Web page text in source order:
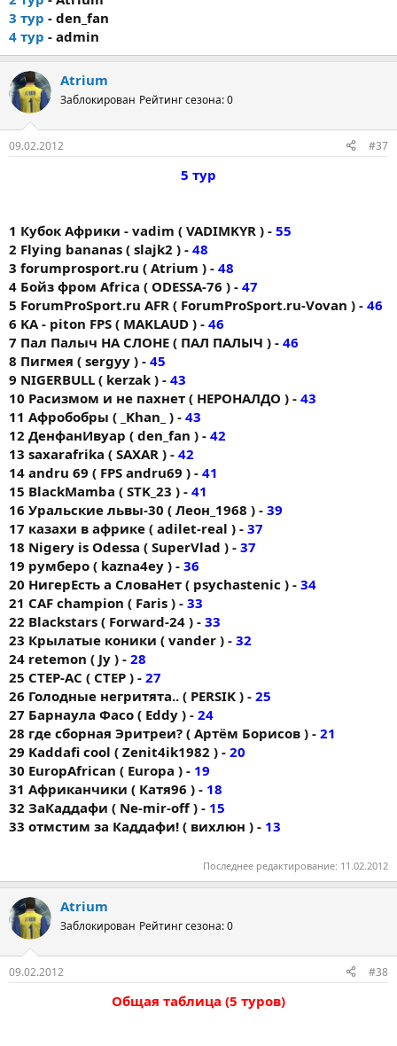
3 тур - den_fan
4 тур - admin
Atrium
Заблокирован Рейтинг сезона: 0
09.02.2012 #37
5 тур
1 Кубок Африки - vadim ( VADIMKYR ) - 55
2 Flying bananas ( slajk2 ) - 48
3 forumprоsport.ru ( Atrium ) - 48
4 Бойз фром Africa ( ODESSA-76 ) - 47
5 ForumProSport.ru AFR ( ForumProSport.ru-Vovan ) - 46
6 KA - piton FPS ( MAKLAUD ) - 46
7 Пал Палыч НА СЛОНЕ ( ПАЛ ПАЛЫЧ ) - 46
8 Пигмея ( sergyy ) - 45
9 NIGERBULL ( kerzak ) - 43
10 Расизмом и не пахнет ( НЕРОНАЛДО ) - 43
11 Афробобры ( _Khan_ ) - 43
12 ДенфанИвуар ( den_fan ) - 42
13 saxarafrika ( SAXAR ) - 42
14 andru 69 ( FPS andru69 ) - 41
15 BlackMamba ( STK_23 ) - 41
16 Уральские львы-30 ( Леон_1968 ) - 39
17 казахи в африке ( adilet-real ) - 37
18 Nigery is Odessa ( SuperVlad ) - 37
19 румберо ( kazna4ey ) - 36
20 НигерЕсть а СловаНет ( psychastenic ) - 34
21 CAF champion ( Faris ) - 33
22 Blackstars ( Forward-24 ) - 33
23 Крылатые коники ( vander ) - 32
24 retemon ( Jy ) - 28
25 CTEP-AC ( CTEP ) - 27
26 Голодные негритята.. ( PERSIK ) - 25
27 Барнаула Фасо ( Eddy ) - 24
28 где сборная Эритреи? ( Артём Борисов ) - 21
29 Kaddafi cool ( Zenit4ik1982 ) - 20
30 EuropAfrican ( Europa ) - 19
31 Африканчики ( Катя96 ) - 18
32 ЗаКаддафи ( Ne-mir-off ) - 15
33 отмстим за Каддафи! ( вихлюн ) - 13
Последнее редактирование: 11.02.2012
Atrium
Заблокирован Рейтинг сезона: 0
09.02.2012 #38
Общая таблица (5 туров)